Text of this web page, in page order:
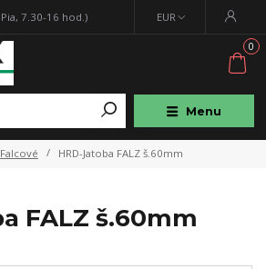
Menu
EUR
7.30-16 hod.)
0
Falcové HRD-Jatoba FALZ š.60mm
FALZ š.60mm